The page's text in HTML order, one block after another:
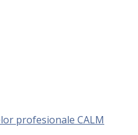
profesionale CALM